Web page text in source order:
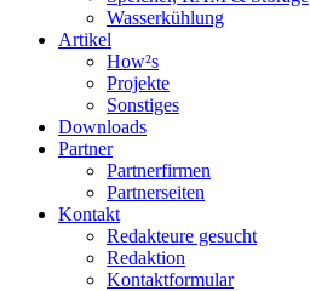
Wasserkühlung
Artikel
How²s
Projekte
Sonstiges
Downloads
Partner
Partnerfirmen
Partnerseiten
Kontakt
Redakteure gesucht
Redaktion
Kontaktformular